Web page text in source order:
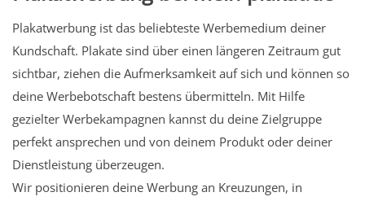
Plakatwerbung ist das beliebteste Werbemedium deiner
Kundschaft. Plakate sind über einen längeren Zeitraum gut
sichtbar, ziehen die Aufmerksamkeit auf sich und können so
deine Werbebotschaft bestens übermitteln. Mit Hilfe
gezielter Werbekampagnen kannst du deine Zielgruppe
perfekt ansprechen und von deinem Produkt oder deiner
Dienstleistung überzeugen.
Wir positionieren deine Werbung an Kreuzungen, in